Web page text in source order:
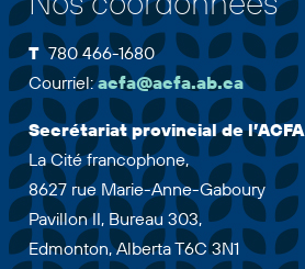
T 780 466-1680
Courriel:acfa@acfa.ab.ca
Secrétariat provincial de l’ACFA
La Cité francophone,
8627 rue Marie-Anne-Gaboury
Pavillon II, Bureau 303,
Edmonton, Alberta T6C 3N1